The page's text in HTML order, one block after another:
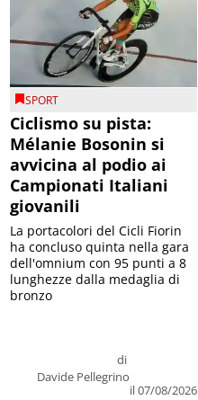
SPORT
Ciclismo su pista:
Mélanie Bosonin si
avvicina al podio ai
Campionati Italiani
giovanili
di
Davide Pellegrino
il 07/08/2026
La portacolori del Cicli Fiorin
ha concluso quinta nella gara
dell'omnium con 95 punti a 8
lunghezze dalla medaglia di
bronzo